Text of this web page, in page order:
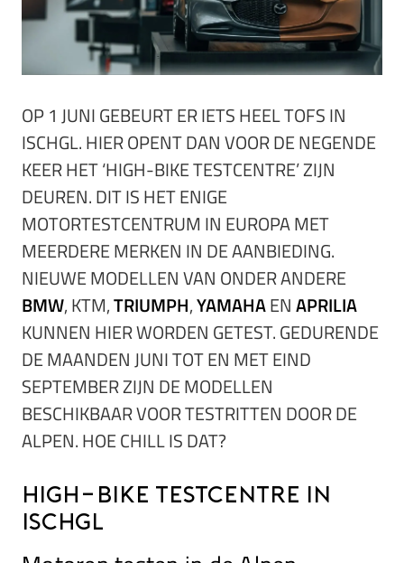
OP 1 JUNI GEBEURT ER IETS HEEL TOFS IN
ISCHGL. HIER OPENT DAN VOOR DE NEGENDE
KEER HET ‘HIGH-BIKE TESTCENTRE’ ZIJN
DEUREN. DIT IS HET ENIGE
MOTORTESTCENTRUM IN EUROPA MET
MEERDERE MERKEN IN DE AANBIEDING.
NIEUWE MODELLEN VAN ONDER ANDERE
BMW, KTM,TRIUMPH,YAMAHAENAPRILIA
KUNNEN HIER WORDEN GETEST. GEDURENDE
DE MAANDEN JUNI TOT EN MET EIND
SEPTEMBER ZIJN DE MODELLEN
BESCHIKBAAR VOOR TESTRITTEN DOOR DE
ALPEN. HOE CHILL IS DAT?
High-Bike Testcentre in
Ischgl